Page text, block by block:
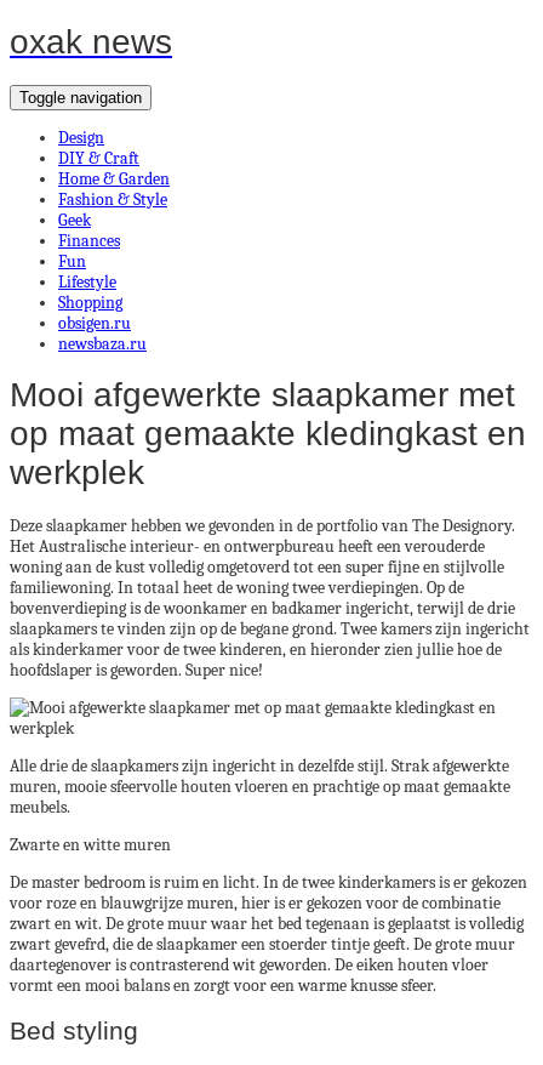
oxak news
Toggle navigation
Design
DIY & Craft
Home & Garden
Fashion & Style
Geek
Finances
Fun
Lifestyle
Shopping
obsigen.ru
newsbaza.ru
Mooi afgewerkte slaapkamer met
op maat gemaakte kledingkast en
werkplek
Deze slaapkamer hebben we gevonden in de portfolio van The Designory.
Het Australische interieur- en ontwerpbureau heeft een verouderde
woning aan de kust volledig omgetoverd tot een super fijne en stijlvolle
familiewoning. In totaal heet de woning twee verdiepingen. Op de
bovenverdieping is de woonkamer en badkamer ingericht, terwijl de drie
slaapkamers te vinden zijn op de begane grond. Twee kamers zijn ingericht
als kinderkamer voor de twee kinderen, en hieronder zien jullie hoe de
hoofdslaper is geworden. Super nice!
Alle drie de slaapkamers zijn ingericht in dezelfde stijl. Strak afgewerkte
muren, mooie sfeervolle houten vloeren en prachtige op maat gemaakte
meubels.
Zwarte en witte muren
De master bedroom is ruim en licht. In de twee kinderkamers is er gekozen
voor roze en blauwgrijze muren, hier is er gekozen voor de combinatie
zwart en wit. De grote muur waar het bed tegenaan is geplaatst is volledig
zwart gevefrd, die de slaapkamer een stoerder tintje geeft. De grote muur
daartegenover is contrasterend wit geworden. De eiken houten vloer
vormt een mooi balans en zorgt voor een warme knusse sfeer.
Bed styling